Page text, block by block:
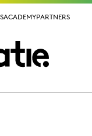
ACADEMYPARTNERS
ACADEMYPARTNERS